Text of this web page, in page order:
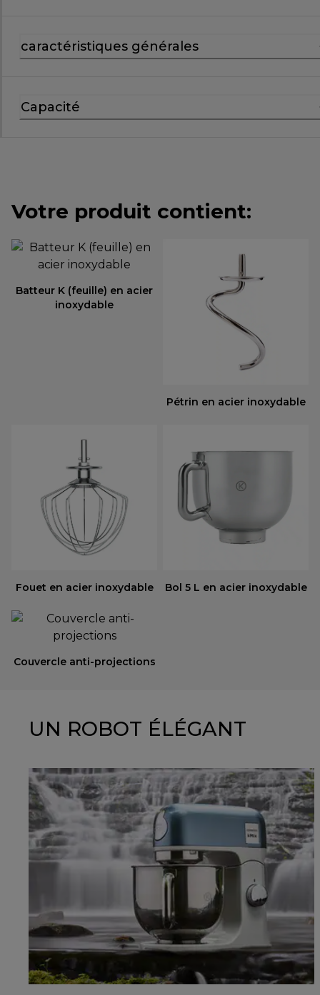
caractéristiques générales
Capacité
Votre produit contient:
Batteur K (feuille) en acier
inoxydable
Pétrin en acier inoxydable
Fouet en acier inoxydable Bol 5 L en acier inoxydable
Couvercle anti-projections
UN ROBOT ÉLÉGANT